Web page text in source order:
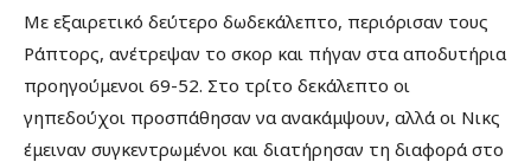
Με εξαιρετικό δεύτερο δωδεκάλεπτο, περιόρισαν τους
Ράπτορς, ανέτρεψαν το σκορ και πήγαν στα αποδυτήρια
προηγούμενοι 69-52. Στο τρίτο δεκάλεπτο οι
γηπεδούχοι προσπάθησαν να ανακάμψουν, αλλά οι Νικς
έμειναν συγκεντρωμένοι και διατήρησαν τη διαφορά στο